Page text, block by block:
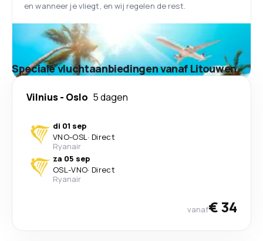
en wanneer je vliegt, en wij regelen de rest.
Speciale vluchtaanbiedingen vanaf Litouwen
Vilnius- Oslo 5 dagen
di 01 sep
VNO-OSL· Direct
Ryanair
za 05 sep
OSL-VNO· Direct
Ryanair
vanaf€ 34